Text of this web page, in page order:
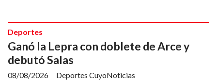
Ganó la Lepra con doblete de Arce y
debutó Salas
Deportes CuyoNoticias
Deportes
08/08/2026